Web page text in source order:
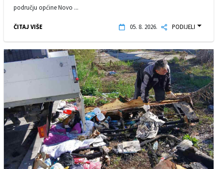
području općine Novo ...
ČITAJ VIŠE 05. 8. 2026. PODIJELI